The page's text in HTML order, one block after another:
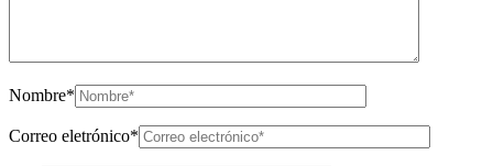
Nombre*
Correo eletrónico*